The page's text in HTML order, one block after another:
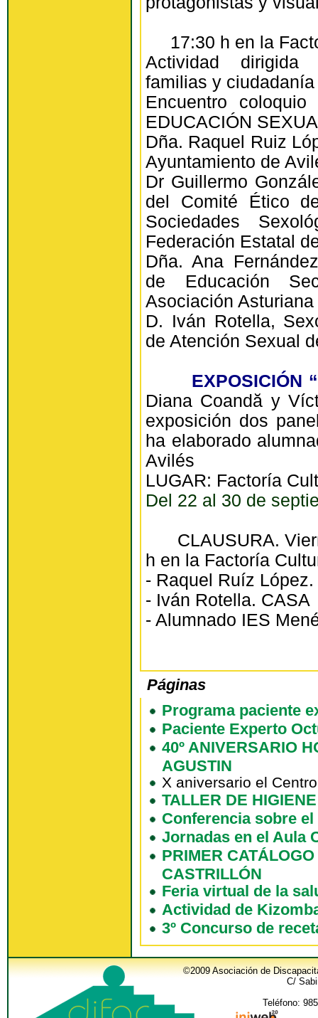
17:30 h en la
Actividad dirigida
familias y
Encuentro
EDUCACIÓN
Dña. Raquel Ruiz
Ayuntamiento de
Dr Guillermo
del Comité Ético
Sociedades
Federación Estatal
Dña. Ana
de Educación
Asociación
D. Iván Rotella,
de Atención Sexual
EXPOSICIÓN
Diana Coandă y
exposición dos
ha elaborado
Avilés
LUGAR: Factoría
Del 22 al 30 de
CLAUSURA.
h en la Factoría
- Raquel Ruíz
- Iván Rotella. CASA
- Alumnado IES
Páginas
Programa paciente
Paciente Experto
40º ANIVERSARIO
AGUSTIN
X aniversario el
TALLER DE
Conferencia sobre
Jornadas en el Aula
PRIMER
CASTRILLÓN
Feria virtual de la
Actividad de
3º Concurso de
©2009 Asociación de
C/
Teléfono: